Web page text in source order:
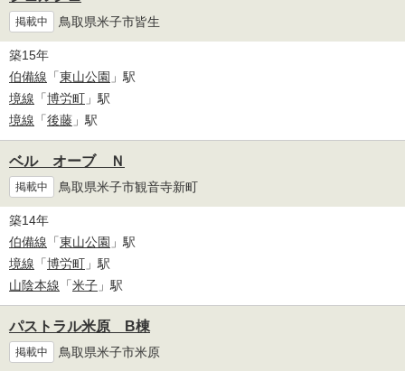
掲載中 鳥取県米子市皆生
築15年
伯備線 「東山公園 」駅
境線 「博労町 」駅
境線 「後藤 」駅
ベル オーブ Ｎ
掲載中 鳥取県米子市観音寺新町
築14年
伯備線 「東山公園 」駅
境線 「博労町 」駅
山陰本線 「米子 」駅
パストラル米原 B棟
掲載中 鳥取県米子市米原